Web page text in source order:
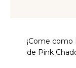
¡Come como
de Pink